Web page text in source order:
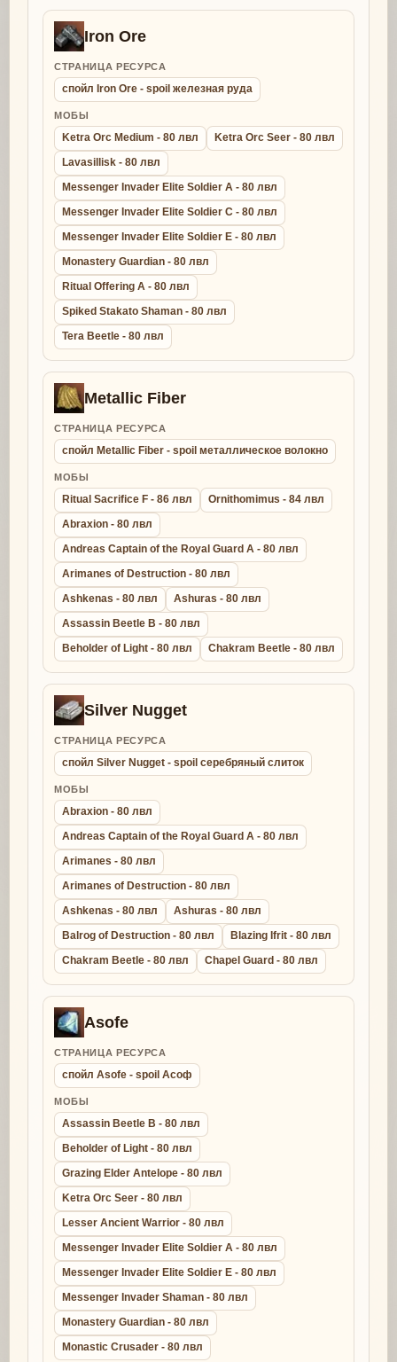
Iron Ore
СТРАНИЦА РЕСУРСА
спойл Iron Ore - spoil железная руда
МОБЫ
Ketra Orc Medium - 80 лвл
Ketra Orc Seer - 80 лвл
Lavasillisk - 80 лвл
Messenger Invader Elite Soldier A - 80 лвл
Messenger Invader Elite Soldier C - 80 лвл
Messenger Invader Elite Soldier E - 80 лвл
Monastery Guardian - 80 лвл
Ritual Offering A - 80 лвл
Spiked Stakato Shaman - 80 лвл
Tera Beetle - 80 лвл
Metallic Fiber
СТРАНИЦА РЕСУРСА
спойл Metallic Fiber - spoil металлическое волокно
МОБЫ
Ritual Sacrifice F - 86 лвл
Ornithomimus - 84 лвл
Abraxion - 80 лвл
Andreas Captain of the Royal Guard A - 80 лвл
Arimanes of Destruction - 80 лвл
Ashkenas - 80 лвл
Ashuras - 80 лвл
Assassin Beetle B - 80 лвл
Beholder of Light - 80 лвл
Chakram Beetle - 80 лвл
Silver Nugget
СТРАНИЦА РЕСУРСА
спойл Silver Nugget - spoil серебряный слиток
МОБЫ
Abraxion - 80 лвл
Andreas Captain of the Royal Guard A - 80 лвл
Arimanes - 80 лвл
Arimanes of Destruction - 80 лвл
Ashkenas - 80 лвл
Ashuras - 80 лвл
Balrog of Destruction - 80 лвл
Blazing Ifrit - 80 лвл
Chakram Beetle - 80 лвл
Chapel Guard - 80 лвл
Asofe
СТРАНИЦА РЕСУРСА
спойл Asofe - spoil Асоф
МОБЫ
Assassin Beetle B - 80 лвл
Beholder of Light - 80 лвл
Grazing Elder Antelope - 80 лвл
Ketra Orc Seer - 80 лвл
Lesser Ancient Warrior - 80 лвл
Messenger Invader Elite Soldier A - 80 лвл
Messenger Invader Elite Soldier E - 80 лвл
Messenger Invader Shaman - 80 лвл
Monastery Guardian - 80 лвл
Monastic Crusader - 80 лвл